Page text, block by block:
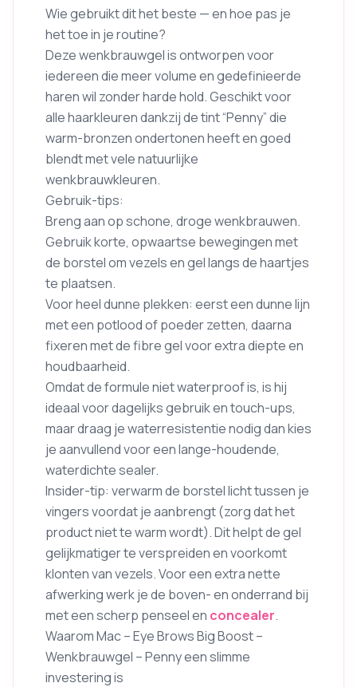
Wie gebruikt dit het beste — en hoe pas je
het toe in je routine?
Deze wenkbrauwgel is ontworpen voor
iedereen die meer volume en gedefinieerde
haren wil zonder harde hold. Geschikt voor
alle haarkleuren dankzij de tint “Penny” die
warm-bronzen ondertonen heeft en goed
blendt met vele natuurlijke
wenkbrauwkleuren.
Gebruik-tips:
Breng aan op schone, droge wenkbrauwen.
Gebruik korte, opwaartse bewegingen met
de borstel om vezels en gel langs de haartjes
te plaatsen.
Voor heel dunne plekken: eerst een dunne lijn
met een potlood of poeder zetten, daarna
fixeren met de fibre gel voor extra diepte en
houdbaarheid.
Omdat de formule niet waterproof is, is hij
ideaal voor dagelijks gebruik en touch-ups,
maar draag je waterresistentie nodig dan kies
je aanvullend voor een lange-houdende,
waterdichte sealer.
Insider-tip: verwarm de borstel licht tussen je
vingers voordat je aanbrengt (zorg dat het
product niet te warm wordt). Dit helpt de gel
gelijkmatiger te verspreiden en voorkomt
klonten van vezels. Voor een extra nette
afwerking werk je de boven- en onderrand bij
met een scherp penseel en concealer.
Waarom Mac – Eye Brows Big Boost –
Wenkbrauwgel – Penny een slimme
investering is